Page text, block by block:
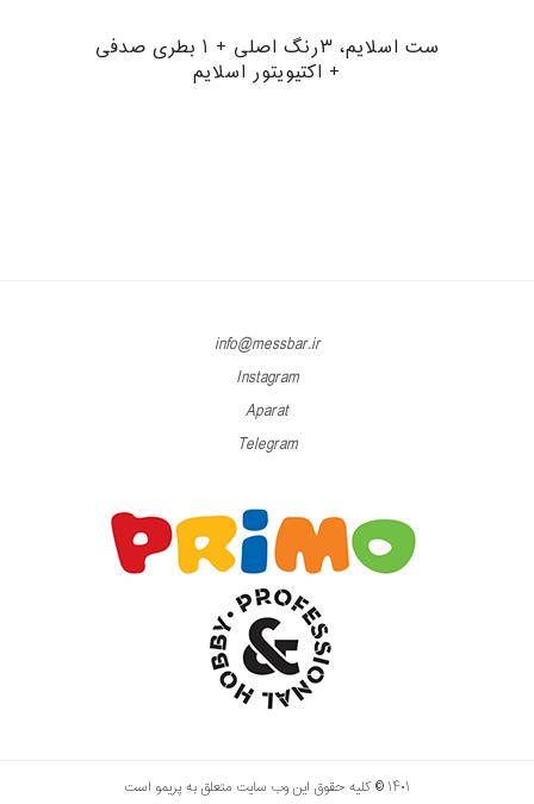
ست اسلایم، ۳رنگ اصلی + ۱ بطری صدفی
+ اکتیویتور اسلایم
info@messbar.ir
Instagram
Aparat
Telegram
۱۴۰۱ © کلیه حقوق این وب سایت متعلق به پریمو است